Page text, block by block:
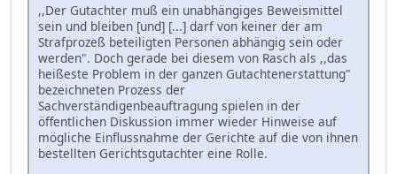
,,Der Gutachter muß ein unabhängiges Beweismittel
sein und bleiben [und] [...] darf von keiner der am
Strafprozeß beteiligten Personen abhängig sein oder
werden". Doch gerade bei diesem von Rasch als ,,das
heißeste Problem in der ganzen Gutachtenerstattung"
bezeichneten Prozess der
Sachverständigenbeauftragung spielen in der
öffentlichen Diskussion immer wieder Hinweise auf
mögliche Einflussnahme der Gerichte auf die von ihnen
bestellten Gerichtsgutachter eine Rolle.